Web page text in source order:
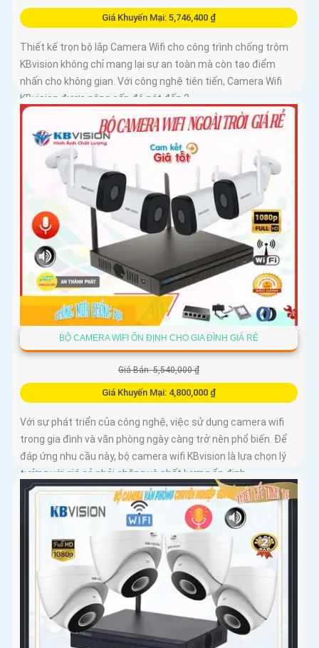
Giá Khuyến Mại: 5,746,400 ₫
Thiết kế trọn bộ lắp Camera Wifi cho công trình chống trộm
KBvision không chỉ mang lại sự an toàn mà còn tạo điểm
nhấn cho không gian. Với công nghệ tiên tiến, Camera Wifi
KBvision được nâng cấp độ nét đến 2
BỘ CAMERA WIFI ỔN ĐỊNH CHO GIA ĐÌNH GIÁ RẺ
Giá Bán: 5,540,000 ₫
Giá Khuyến Mại: 4,800,000 ₫
Với sự phát triển của công nghệ, việc sử dụng camera wifi
trong gia đình và văn phòng ngày càng trở nên phổ biến. Để
đáp ứng nhu cầu này, bộ camera wifi KBvision là lựa chọn lý
tưởng với giá cả phải chăng và chất lượng ổn định